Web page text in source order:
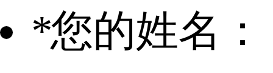
*您的姓名：